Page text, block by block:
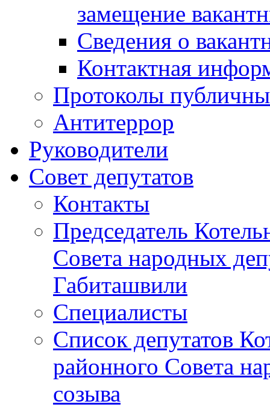
замещение
Сведения о
Контактная
Протоколы
Антитеррор
Руководители
Совет депутатов
Контакты
Председатель
Совета народных
Габиташвили
Специалисты
Список депутатов
районного Совета
созыва